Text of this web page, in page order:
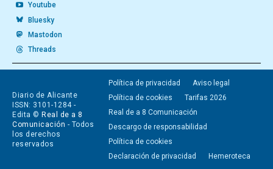
Youtube
Bluesky
Mastodon
Threads
Diario de Alicante
ISSN: 3101-1284 -
Edita © Real de a 8
Comunicación - Todos
los derechos
reservados
Política de privacidad
Aviso legal
Política de cookies
Tarifas 2026
Real de a 8 Comunicación
Descargo de responsabilidad
Política de cookies
Declaración de privacidad
Hemeroteca